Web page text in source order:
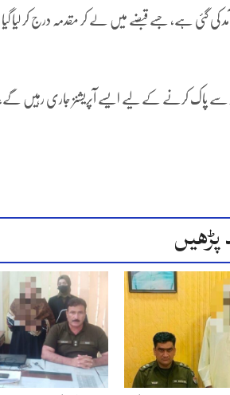
گئی ہے، جسے قبضے میں لے کر مقدمہ درج کر لیا
سے پاک کرنے کے لیے ایسے آپریشنز جاری رہیں گے،